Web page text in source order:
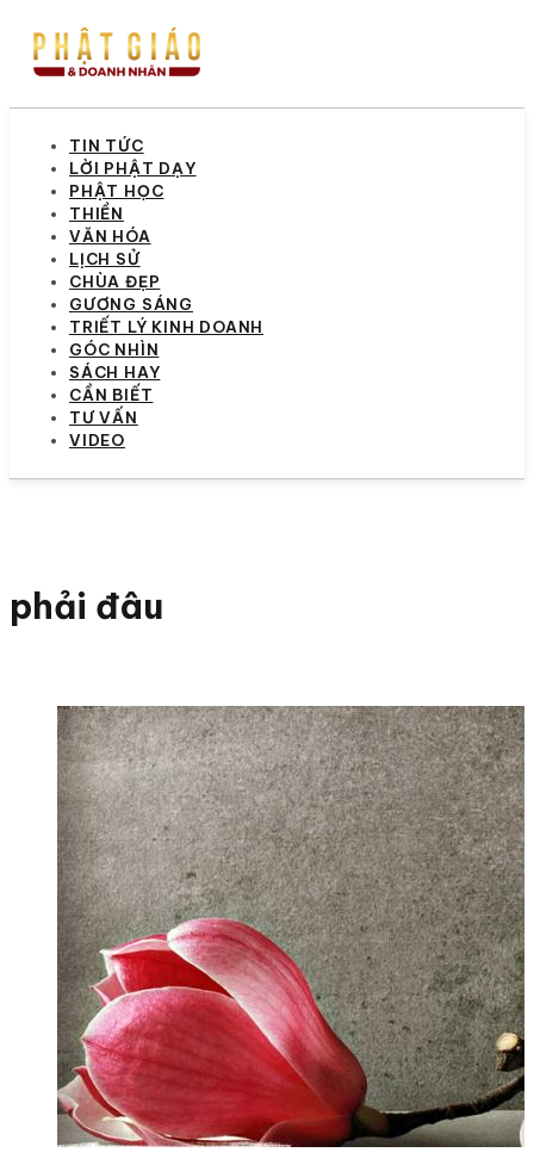
TIN TỨC
LỜI PHẬT DẠY
PHẬT HỌC
THIỀN
VĂN HÓA
LỊCH SỬ
CHÙA ĐẸP
GƯƠNG SÁNG
TRIẾT LÝ KINH DOANH
GÓC NHÌN
SÁCH HAY
CẦN BIẾT
TƯ VẤN
VIDEO
phải đâu